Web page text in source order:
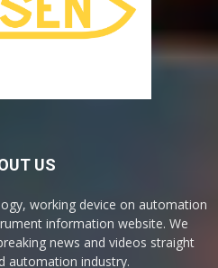
US
working device on automation
information website. We
news and videos straight
automation industry.